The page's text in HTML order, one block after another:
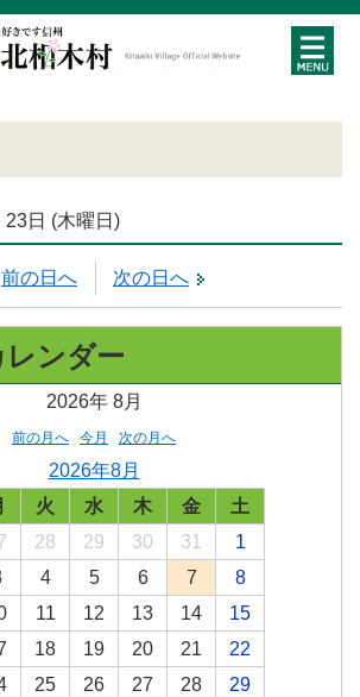
23日 (木曜日 )
前の日へ 次の日へ
ンダー
2026年 8月
前の月へ 今月 次の月へ
2026年8月
火 水 木 金
土
28 29 30 31
1
4 5 6 7
8
11 12 13 14
15
18 19 20 21
22
25 26 27 28
29